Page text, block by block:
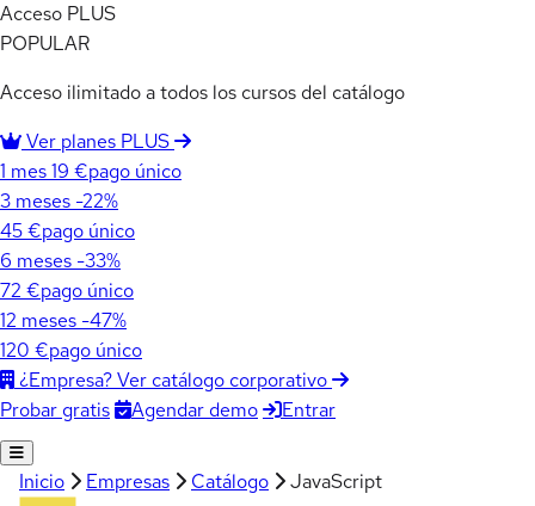
Acceso PLUS
POPULAR
Acceso ilimitado a todos los cursos del catálogo
Ver planes PLUS
1 mes19 €pago único
3 meses -22%
45 €pago único
6 meses -33%
72 €pago único
12 meses -47%
120 €pago único
¿Empresa? Ver catálogo corporativo
Probar gratis
Agendar demo Entrar
Inicio Empresas Catálogo JavaScript